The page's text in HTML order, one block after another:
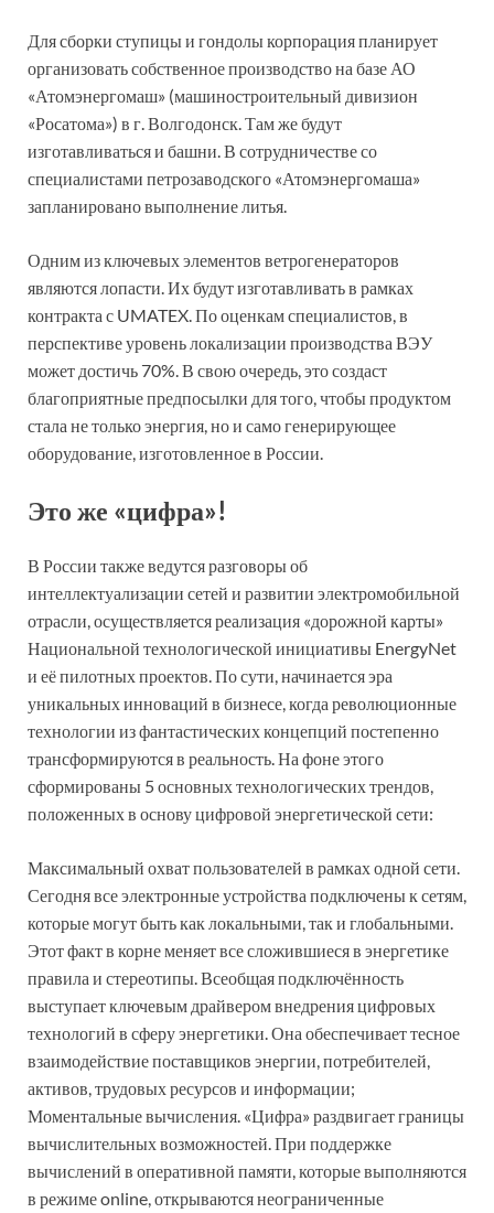
Для сборки ступицы и гондолы корпорация планирует
организовать собственное производство на базе АО
«Атомэнергомаш» (машиностроительный дивизион
«Росатома») в г. Волгодонск. Там же будут
изготавливаться и башни. В сотрудничестве со
специалистами петрозаводского «Атомэнергомаша»
запланировано выполнение литья.
Одним из ключевых элементов ветрогенераторов
являются лопасти. Их будут изготавливать в рамках
контракта с UMATEX. По оценкам специалистов, в
перспективе уровень локализации производства ВЭУ
может достичь 70%. В свою очередь, это создаст
благоприятные предпосылки для того, чтобы продуктом
стала не только энергия, но и само генерирующее
оборудование, изготовленное в России.
Это же «цифра»!
В России также ведутся разговоры об
интеллектуализации сетей и развитии электромобильной
отрасли, осуществляется реализация «дорожной карты»
Национальной технологической инициативы EnergyNet
и её пилотных проектов. По сути, начинается эра
уникальных инноваций в бизнесе, когда революционные
технологии из фантастических концепций постепенно
трансформируются в реальность. На фоне этого
сформированы 5 основных технологических трендов,
положенных в основу цифровой энергетической сети:
Максимальный охват пользователей в рамках одной сети.
Сегодня все электронные устройства подключены к сетям,
которые могут быть как локальными, так и глобальными.
Этот факт в корне меняет все сложившиеся в энергетике
правила и стереотипы. Всеобщая подключённость
выступает ключевым драйвером внедрения цифровых
технологий в сферу энергетики. Она обеспечивает тесное
взаимодействие поставщиков энергии, потребителей,
активов, трудовых ресурсов и информации;
Моментальные вычисления. «Цифра» раздвигает границы
вычислительных возможностей. При поддержке
вычислений в оперативной памяти, которые выполняются
в режиме online, открываются неограниченные